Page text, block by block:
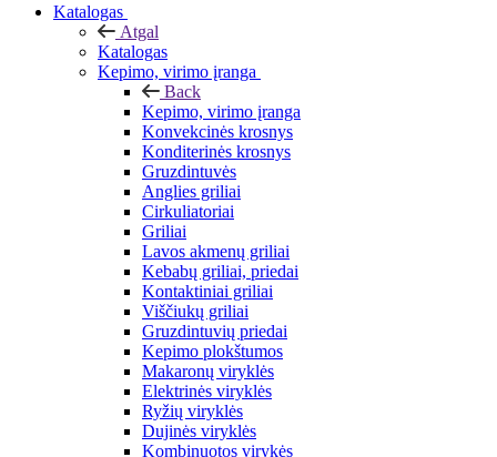
Katalogas
Atgal
Katalogas
Kepimo, virimo įranga
Back
Kepimo, virimo įranga
Konvekcinės krosnys
Konditerinės krosnys
Gruzdintuvės
Anglies griliai
Cirkuliatoriai
Griliai
Lavos akmenų griliai
Kebabų griliai, priedai
Kontaktiniai griliai
Viščiukų griliai
Gruzdintuvių priedai
Kepimo plokštumos
Makaronų viryklės
Elektrinės viryklės
Ryžių viryklės
Dujinės viryklės
Kombinuotos virykės